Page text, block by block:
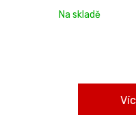
Na skladě